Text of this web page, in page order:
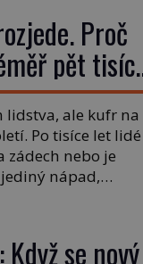
Proč
pět tisíc
ale kufr na
Po tisíce let lidé
zádech nebo je
nápad,
se nový